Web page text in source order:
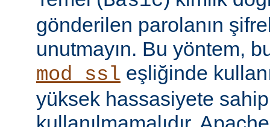
gönderilen parolanın
unutmayın. Bu yöntem,
mod_ssl eşliğinde
yüksek hassasiyete